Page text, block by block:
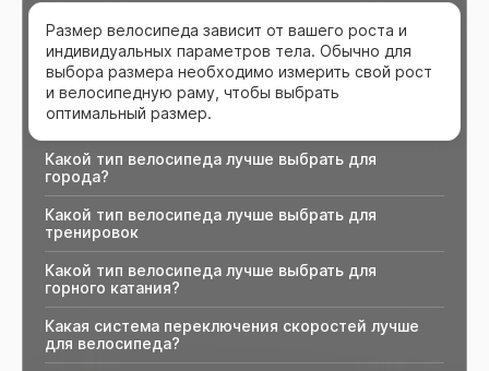
Размер велосипеда зависит от вашего роста и
индивидуальных параметров тела. Обычно для
выбора размера необходимо измерить свой рост
и велосипедную раму, чтобы выбрать
оптимальный размер.
Какой тип велосипеда лучше выбрать для
города?
Какой тип велосипеда лучше выбрать для
тренировок
Какой тип велосипеда лучше выбрать для
горного катания?
Какая система переключения скоростей лучше
для велосипеда?